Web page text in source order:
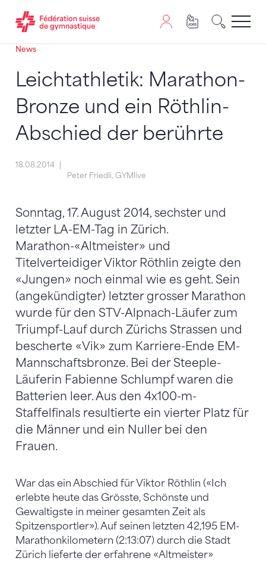
Passer au contenu
Naviguer vers le plan du siten
JavaScript est nécessaire pour naviguer sur ce site.
News
Leichtathletik: Marathon-
Bronze und ein Röthlin-
Abschied der berührte
18.08.2014
Peter Friedli, GYMlive
Sonntag, 17. August 2014, sechster und
letzter LA-EM-Tag in Zürich.
Marathon-«Altmeister» und
Titelverteidiger Viktor Röthlin zeigte den
«Jungen» noch einmal wie es geht. Sein
(angekündigter) letzter grosser Marathon
wurde für den STV-Alpnach-Läufer zum
Triumpf-Lauf durch Zürichs Strassen und
bescherte «Vik» zum Karriere-Ende EM-
Mannschaftsbronze. Bei der Steeple-
Läuferin Fabienne Schlumpf waren die
Batterien leer. Aus den 4x100-m-
Staffelfinals resultierte ein vierter Platz für
die Männer und ein Nuller bei den
Frauen.
War das ein Abschied für Viktor Röthlin («Ich
erlebte heute das Grösste, Schönste und
Gewaltigste in meiner gesamten Zeit als
Spitzensportler»). Auf seinen letzten 42,195 EM-
Marathonkilometern (2:13:07) durch die Stadt
Zürich lieferte der erfahrene «Altmeister»